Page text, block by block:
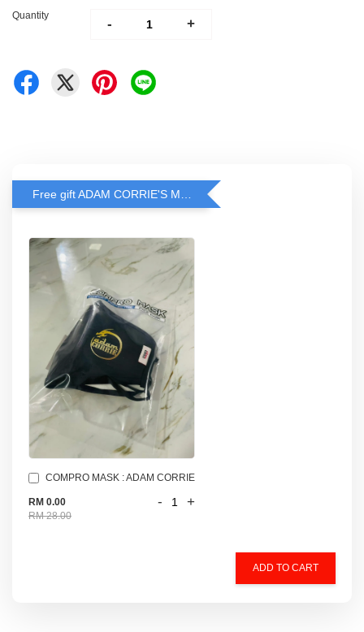
Quantity
- +
COMPRO MASK : ADAM CORRIE
RM 0.00
RM 28.00
- +
ADD TO CART